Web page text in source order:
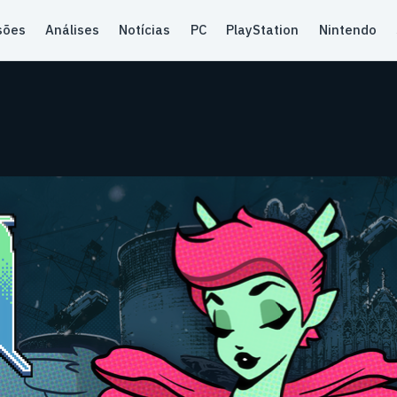
Análises Notícias PC PlayStation Nintendo